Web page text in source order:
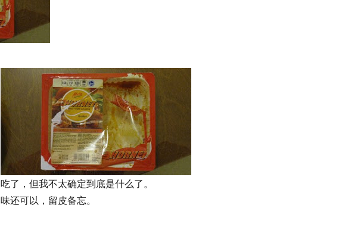
吃了，但我不太确定到底是什么了。
味还可以，留皮备忘。